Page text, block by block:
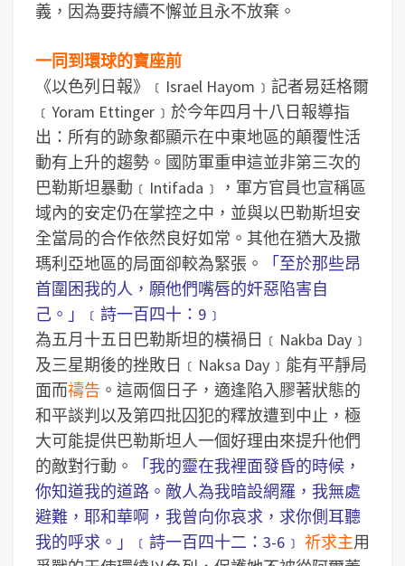
義，因為要持續不懈並且永不放棄。
一同到環球的寶座前
《以色列日報》﹝Israel Hayom﹞記者易廷格爾
﹝Yoram Ettinger﹞於今年四月十八日報導指
出：所有的跡象都顯示在中東地區的顛覆性活
動有上升的趨勢。國防軍重申這並非第三次的
巴勒斯坦暴動﹝Intifada﹞，軍方官員也宣稱區
域內的安定仍在掌控之中，並與以巴勒斯坦安
全當局的合作依然良好如常。其他在猶大及撒
瑪利亞地區的局面卻較為緊張。
「至於那些昂
首圍困我的人，願他們嘴唇的奸惡陷害自
己。」﹝詩一百四十：9﹞
為五月十五日巴勒斯坦的橫禍日﹝Nakba Day﹞
及三星期後的挫敗日﹝Naksa Day﹞能有平靜局
面而禱告 。這兩個日子，適逢陷入膠著狀態的
和平談判以及第四批囚犯的釋放遭到中止，極
大可能提供巴勒斯坦人一個好理由來提升他們
的敵對行動。
「我的靈在我裡面發昏的時候，
你知道我的道路。敵人為我暗設網羅，我無處
避難，耶和華啊，我曾向你哀求，求你側耳聽
我的呼求。」﹝詩一百四十二：3-6﹞ 祈求主用